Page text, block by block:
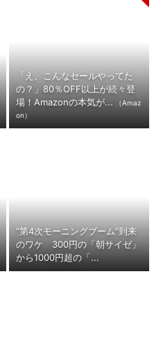
「え、こんなセールやってた
の？」80％OFF以上が続々登
場！Amazonの本気が...
（Amaz
on）
“第4次モーニングブーム”到来
のワケ 300円の「朝サイゼ」
から1000円超の「...